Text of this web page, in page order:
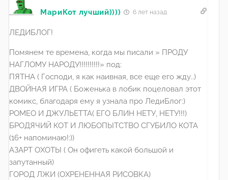
МариКот лучший)))) 6 лет назад
ЛЕДИБЛОГ!
Помянем те времена, когда мы писали » ПРОДУ
НАГЛОМУ НАРОДУ!!!!!!!!!!» под:
ПЯТНА ( Господи, я как наивная, все еще его жду..)
ДВОЙНАЯ ИГРА ( Боженька в лобик поцеловал этот
комикс, благодаря ему я узнала про ЛедиБлог:)
РОМЕО И ДЖУЛЬЕТТА( ЕГО БЛИН НЕТУ, НЕТУ!!!)
БРОДЯЧИЙ КОТ И ЛЮБОПЫТСТВО СГУБИЛО КОТА
(16+ напоминаю!:))
АЗАРТ ОХОТЫ ( Он офигеть какой большой и
запутанный)
ГОРОД ЛЖИ (ОХРЕНЕННАЯ РИСОВКА)